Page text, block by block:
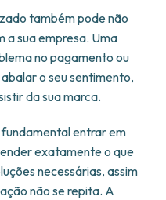
também pode não
sua empresa. Uma
no pagamento ou
o seu sentimento,
da sua marca.
fundamental entrar em
exatamente o que
necessárias, assim
não se repita. A